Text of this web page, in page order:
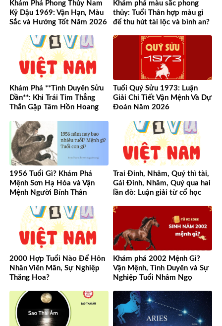
Khám Phá Phong Thủy Nam
Kỷ Dậu 1969: Vận Hạn, Màu
Sắc và Hướng Tốt Năm 2026
Khám phá màu sắc phong
thủy: Tuổi Thân hợp màu gì
để thu hút tài lộc và bình an?
Khám Phá **Tình Duyên Sửu
Dần**: Khi Trái Tim Thẳng
Thắn Gặp Tâm Hồn Hoang
Tuổi Quý Sửu 1973: Luận
Giải Chi Tiết Vận Mệnh Và Dự
Đoán Năm 2026
1956 Tuổi Gì? Khám Phá
Mệnh Sơn Hạ Hỏa và Vận
Mệnh Người Bính Thân
Trai Đinh, Nhâm, Quý thì tài,
Gái Đinh, Nhâm, Quý qua hai
lần đò: Luận giải từ cổ học
2000 Hợp Tuổi Nào Để Hôn
Nhân Viên Mãn, Sự Nghiệp
Thăng Hoa?
Khám phá 2002 Mệnh Gì?
Vận Mệnh, Tình Duyên và Sự
Nghiệp Tuổi Nhâm Ngọ